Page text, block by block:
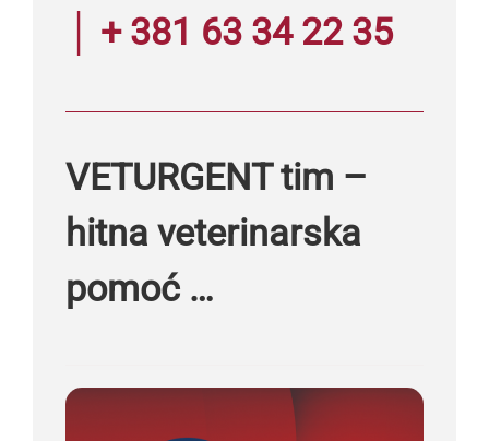
│ + 381 63 34 22 35
VETURGENT tim –
hitna veterinarska
pomoć …